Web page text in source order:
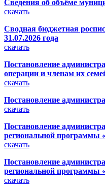
Сведения об объёме
скачать
Сводная бюджетная
31.07.2026 года
скачать
Постановление
операции и членам их
скачать
Постановление
скачать
Постановление
региональной программы
скачать
Постановление
региональной программы
скачать